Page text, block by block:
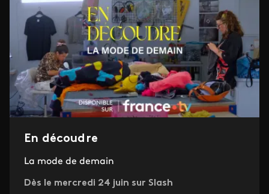
En découdre
La mode de demain
Dès le mercredi 24 juin sur Slash